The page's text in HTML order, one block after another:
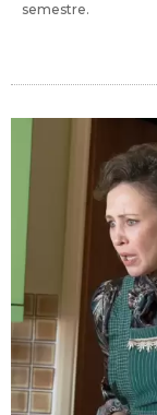
semestre.